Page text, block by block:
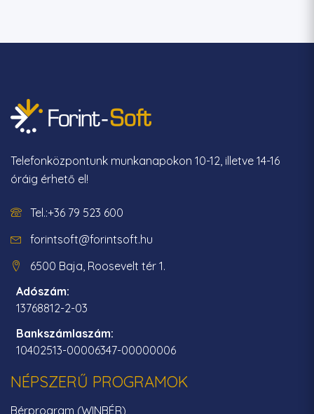
Telefonközpontunk munkanapokon 10-12, illetve 14-16
óráig érhető el!
Tel.:+36 79 523 600
forintsoft@forintsoft.hu
6500 Baja, Roosevelt tér 1.
Adószám:
13768812-2-03
Bankszámlaszám:
10402513-00006347-00000006
NÉPSZERŰ PROGRAMOK
Bérprogram (WINBÉR)